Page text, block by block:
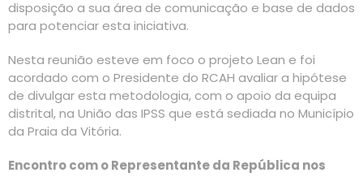
disposição a sua área de comunicação e base de dados
para potenciar esta iniciativa.
Nesta reunião esteve em foco o projeto Lean e foi
acordado com o Presidente do RCAH avaliar a hipótese
de divulgar esta metodologia, com o apoio da equipa
distrital, na União das IPSS que está sediada no Município
da Praia da Vitória.
Encontro com o Representante da República nos